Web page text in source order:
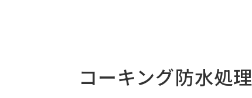
コーキング防水処理